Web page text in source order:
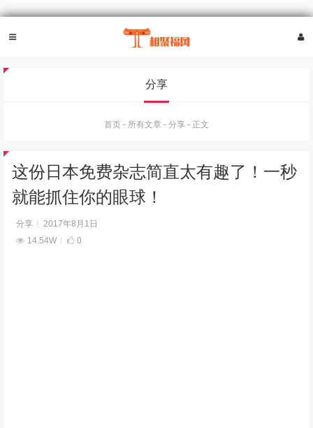
分享
首页 - 所有文章 - 分享 - 正文
这份日本免费杂志简直太有趣了！一秒
就能抓住你的眼球！
分享
2017年8月1日
14.54W
0